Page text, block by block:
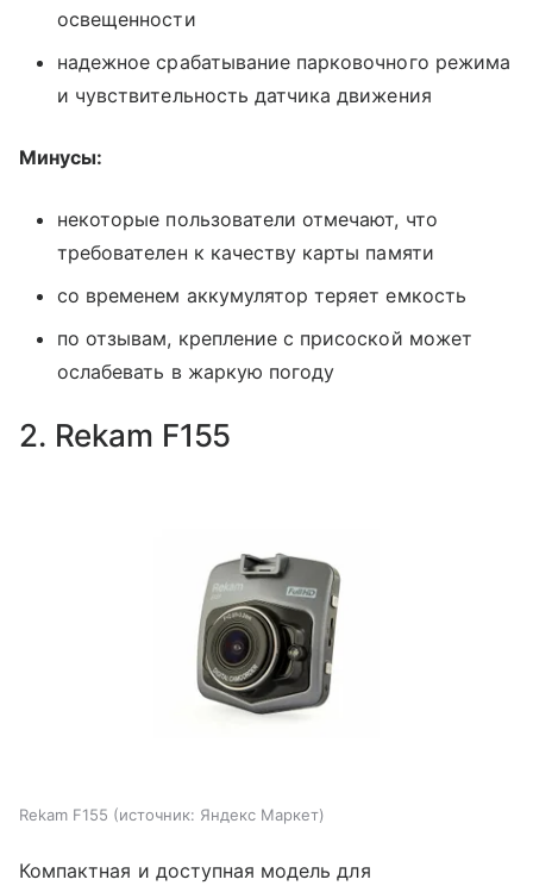
освещенности
надежное срабатывание парковочного режима
и чувствительность датчика движения
Минусы:
некоторые пользователи отмечают, что
требователен к качеству карты памяти
со временем аккумулятор теряет емкость
по отзывам, крепление с присоской может
ослабевать в жаркую погоду
2. Rekam F155
Rekam F155 источник: Яндекс Маркет
Компактная и доступная модель для